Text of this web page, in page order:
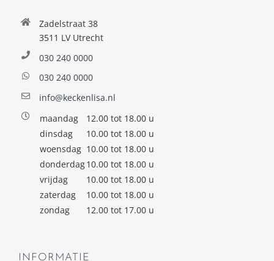
Zadelstraat 38
3511 LV Utrecht
030 240 0000
030 240 0000
info@keckenlisa.nl
maandag
12.00 tot 18.00 u
dinsdag
10.00 tot 18.00 u
woensdag 10.00 tot 18.00 u
donderdag10.00 tot 18.00 u
vrijdag
10.00 tot 18.00 u
zaterdag
10.00 tot 18.00 u
zondag
12.00 tot 17.00 u
INFORMATIE